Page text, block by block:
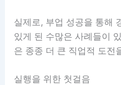
실제로, 부업 성공을 통해
있게 된 수많은 사례들이
은 종종 더 큰 직업적 도전
실행을 위한 첫걸음